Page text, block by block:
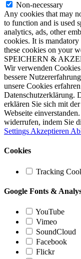
Non-necessary
Any cookies that may
to function and is used
analytics, ads, other
cookies. It is
these cookies on your
SPEICHERN &
Wir verwenden
bessere
unsere Cookies
Datenschutzerklärung.
erklären Sie sich mit
Webseite
widerrufen, indem Sie
Settings Akzeptieren
Cookies
Tracking
Google Fonts &
YouTube
Vimeo
SoundCloud
Facebook
Flickr